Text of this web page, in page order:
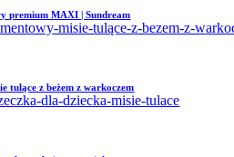
premium MAXI | Sundream
tulące z beżem z warkoczem